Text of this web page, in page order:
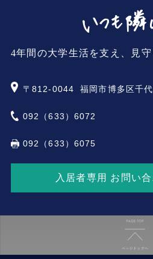
4年間の大学生活を支え、見守
〒812-0044 福岡市博多区千
092（633）6072
092（633）6075
入居者専用 お問い